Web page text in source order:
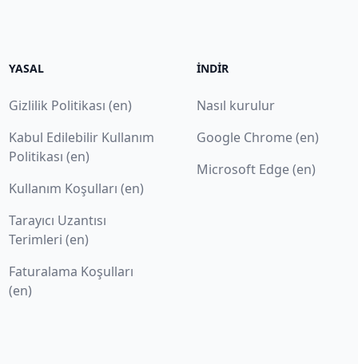
YASAL
Gizlilik Politikası (en)
Kabul Edilebilir Kullanım
Politikası (en)
Kullanım Koşulları (en)
Tarayıcı Uzantısı
Terimleri (en)
Faturalama Koşulları
(en)
İNDIR
Nasıl kurulur
Google Chrome (en)
Microsoft Edge (en)